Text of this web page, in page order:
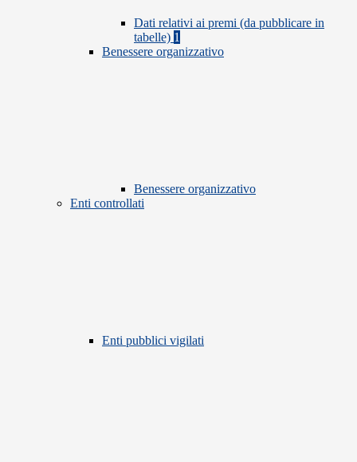
Dati relativi ai premi (da pubblicare in
tabelle) 1
Benessere organizzativo
Benessere organizzativo
Enti controllati
Enti pubblici vigilati